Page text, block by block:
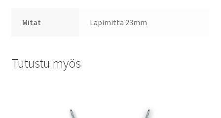
Mitat Läpimitta 23mm
Tutustu myös